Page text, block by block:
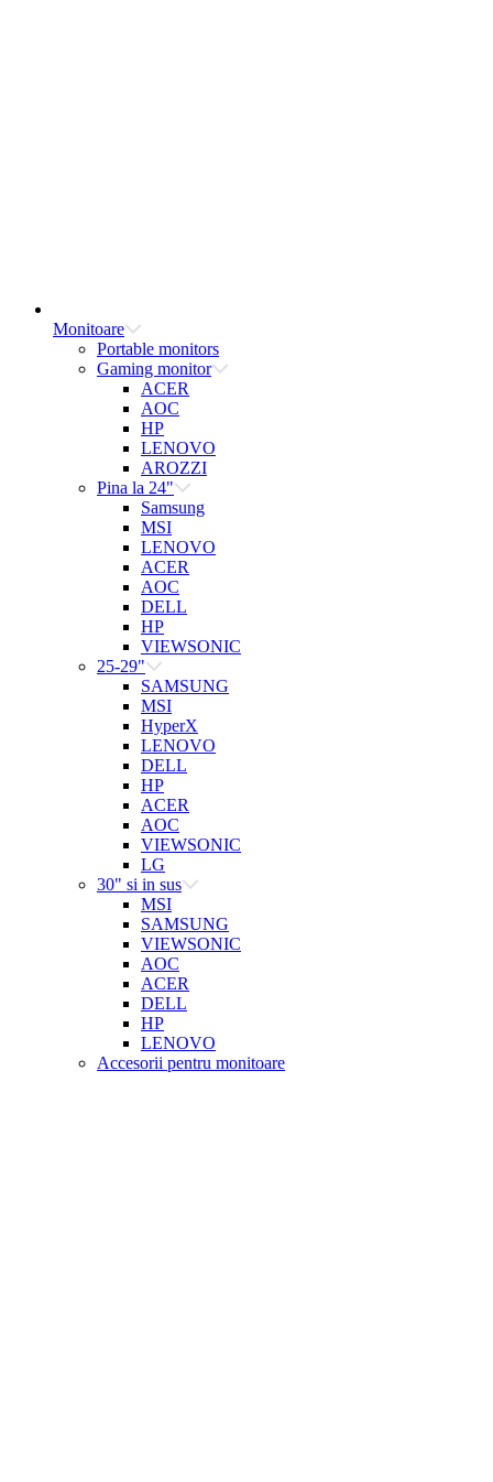
Monitoare
Portable monitors
Gaming monitor
ACER
AOC
HP
LENOVO
AROZZI
Pina la 24"
Samsung
MSI
LENOVO
ACER
AOC
DELL
HP
VIEWSONIC
25-29"
SAMSUNG
MSI
HyperX
LENOVO
DELL
HP
ACER
AOC
VIEWSONIC
LG
30" si in sus
MSI
SAMSUNG
VIEWSONIC
AOC
ACER
DELL
HP
LENOVO
Accesorii pentru monitoare